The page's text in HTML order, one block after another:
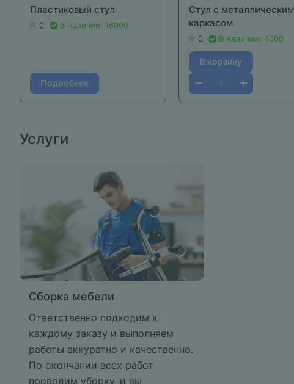
Пластиковый стул
0 В наличии: 16000
Подробнее
Стул с металлическим
каркасом
0 В наличии: 4000
В корзину
Услуги
Сборка мебели
Ответственно подходим к
каждому заказу и выполняем
работы аккуратно и качественно.
По окончании всех работ
проводим уборку, и вы